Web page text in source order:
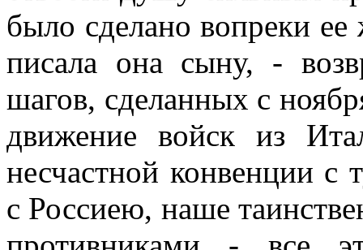
было сделано вопреки
писала она сыну, -
шагов, сделанных с
движение войск из
несчастной конвенции
с Россиею, наше